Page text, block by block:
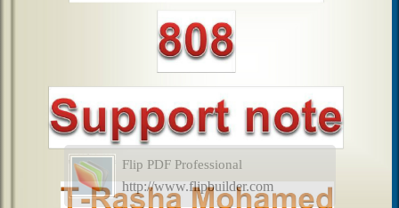
Flip PDF Professional
http://www.flipbuilder.com